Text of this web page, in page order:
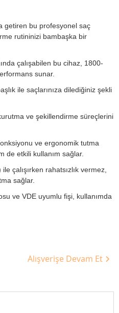
getiren bu profesyonel saç
rutininizi bambaşka bir
çalışabilen bu cihaz, 1800-
sunar.
ile saçlarınıza dilediğiniz şekli
ve şekillendirme süreçlerini
ve ergonomik tutma
de etkili kullanım sağlar.
çalışırken rahatsızlık vermez,
sağlar.
ve VDE uyumlu fişi , kullanımda
Alışverişe Devam Et